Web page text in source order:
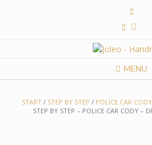
MENU
START / STEP BY STEP / POLICE CAR CODY
STEP BY STEP – POLICE CAR CODY –